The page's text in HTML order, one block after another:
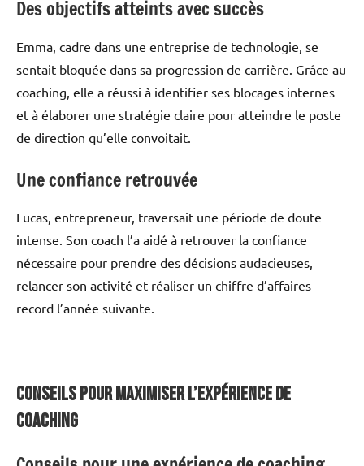
Des objectifs atteints avec succès
Emma, cadre dans une entreprise de technologie, se
sentait bloquée dans sa progression de carrière. Grâce au
coaching, elle a réussi à identifier ses blocages internes
et à élaborer une stratégie claire pour atteindre le poste
de direction qu’elle convoitait.
Une confiance retrouvée
Lucas, entrepreneur, traversait une période de doute
intense. Son coach l’a aidé à retrouver la confiance
nécessaire pour prendre des décisions audacieuses,
relancer son activité et réaliser un chiffre d’affaires
record l’année suivante.
Conseils pour Maximiser l’Expérience de
Coaching